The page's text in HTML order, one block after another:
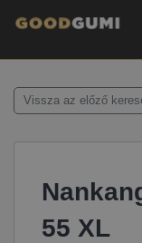
Vissza az előző
55 XL